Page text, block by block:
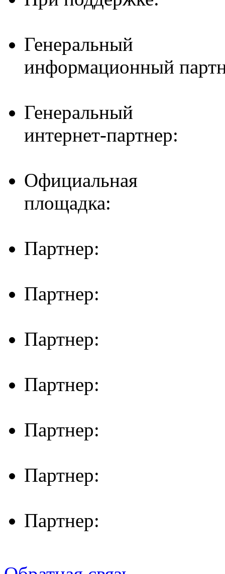
Генеральный
информационный
Генеральный
интернет-партнер:
Официальная
площадка:
Партнер:
Партнер:
Партнер:
Партнер:
Партнер:
Партнер:
Партнер: